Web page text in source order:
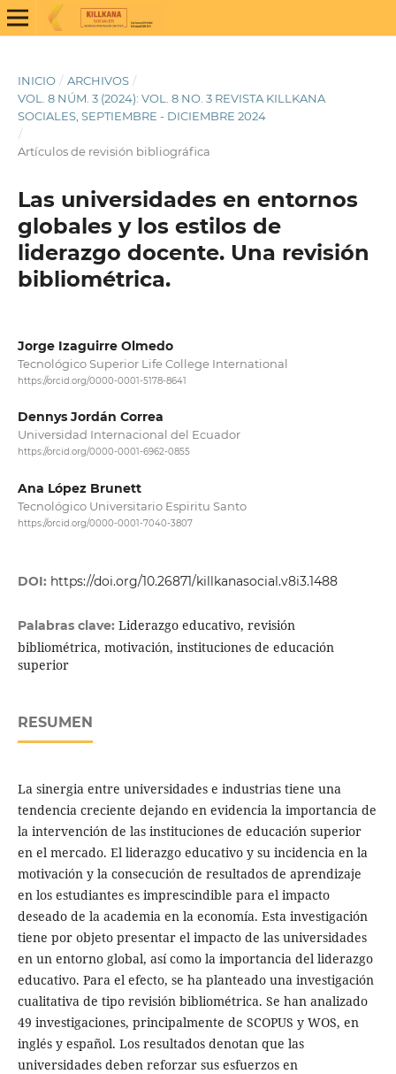
INICIO / ARCHIVOS /
VOL. 8 NÚM. 3 (2024): VOL. 8 NO. 3 REVISTA KILLKANA
SOCIALES, SEPTIEMBRE - DICIEMBRE 2024
/
Artículos de revisión bibliográfica
Las universidades en entornos
globales y los estilos de
liderazgo docente. Una revisión
bibliométrica.
Jorge Izaguirre Olmedo
Tecnológico Superior Life College International
https://orcid.org/0000-0001-5178-8641
Dennys Jordán Correa
Universidad Internacional del Ecuador
https://orcid.org/0000-0001-6962-0855
Ana López Brunett
Tecnológico Universitario Espiritu Santo
https://orcid.org/0000-0001-7040-3807
DOI: https://doi.org/10.26871/killkanasocial.v8i3.1488
Palabras clave: Liderazgo educativo, revisión
bibliométrica, motivación, instituciones de educación
superior
RESUMEN
La sinergia entre universidades e industrias tiene una
tendencia creciente dejando en evidencia la importancia de
la intervención de las instituciones de educación superior
en el mercado. El liderazgo educativo y su incidencia en la
motivación y la consecución de resultados de aprendizaje
en los estudiantes es imprescindible para el impacto
deseado de la academia en la economía. Esta investigación
tiene por objeto presentar el impacto de las universidades
en un entorno global, así como la importancia del liderazgo
educativo. Para el efecto, se ha planteado una investigación
cualitativa de tipo revisión bibliométrica. Se han analizado
49 investigaciones, principalmente de SCOPUS y WOS, en
inglés y español. Los resultados denotan que las
universidades deben reforzar sus esfuerzos en